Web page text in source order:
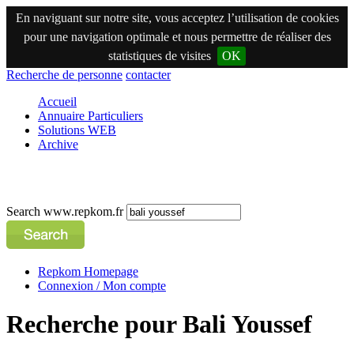
En naviguant sur notre site, vous acceptez l’utilisation de cookies
pour une navigation optimale et nous permettre de réaliser des
statistiques de visites
OK
Recherche de personne contacter
Accueil
Annuaire Particuliers
Solutions WEB
Archive
Search www.repkom.fr
Repkom Homepage
Connexion / Mon compte
Recherche pour Bali Youssef